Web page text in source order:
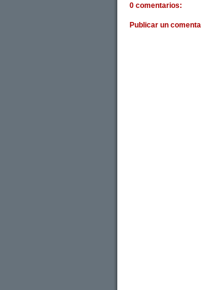
0 comentarios:
Publicar un